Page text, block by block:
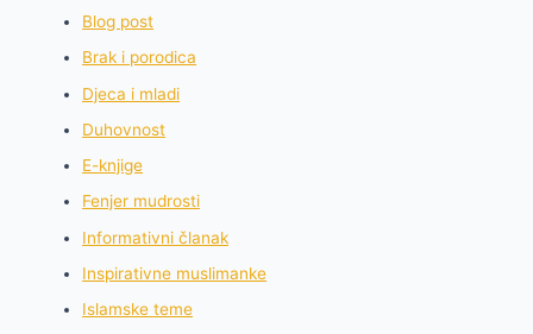
Blog post
Brak i porodica
Djeca i mladi
Duhovnost
E-knjige
Fenjer mudrosti
Informativni članak
Inspirativne muslimanke
Islamske teme